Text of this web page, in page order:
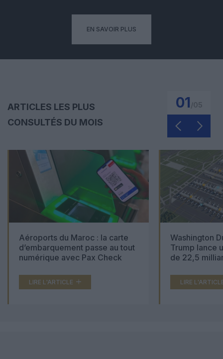
EN SAVOIR PLUS
ARTICLES LES PLUS
CONSULTÉS DU MOIS
01
Aéroports du Maroc : la carte
d’embarquement passe au tout
numérique avec Pax Check
LIRE L'ARTICLE
Washington
Trump lance
de 22,5
LIRE